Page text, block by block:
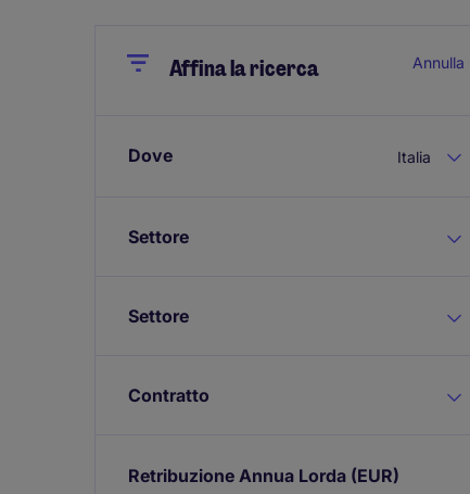
CloseAffina la ricerca Annulla
Dove Italia
Settore
Settore
Contratto
Retribuzione Annua Lorda (EUR)